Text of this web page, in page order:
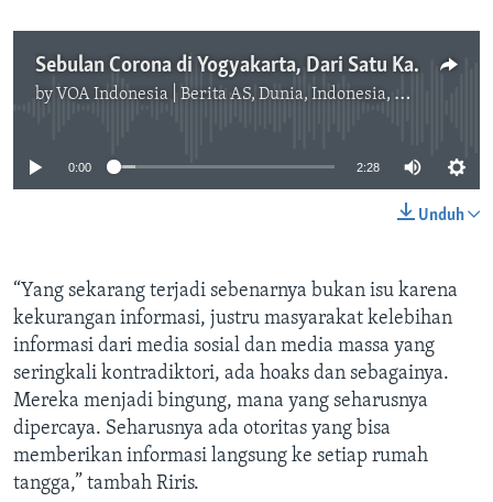
Sebulan Corona di Yogyakarta, Dari Satu Kasus Menjadi 62
by VOA Indonesia | Berita AS, Dunia, Indonesia, Diaspora Indonesia di AS
No media source currently available
0:00 2:28
Unduh
“Yang sekarang terjadi sebenarnya bukan isu karena
kekurangan informasi, justru masyarakat kelebihan
informasi dari media sosial dan media massa yang
seringkali kontradiktori, ada hoaks dan sebagainya.
Mereka menjadi bingung, mana yang seharusnya
dipercaya. Seharusnya ada otoritas yang bisa
memberikan informasi langsung ke setiap rumah
tangga,” tambah Riris.